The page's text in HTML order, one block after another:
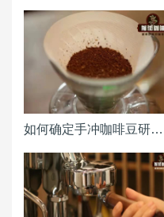
如何确定手冲咖啡豆研磨度粗细（粗幼） 咖啡磨豆机刻度怎么调整？